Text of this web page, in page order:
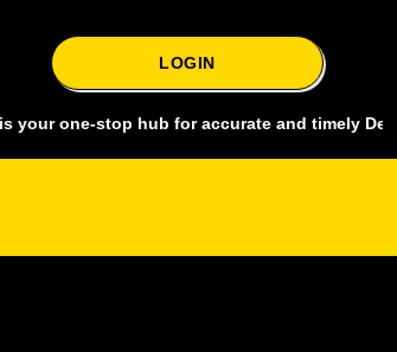
LOGIN
stop hub for accurate and timely Delhi